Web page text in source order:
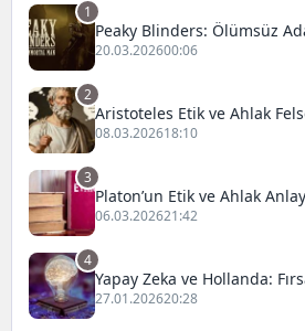
1
Peaky Blinders: Ölümsüz
Oyuncuları ve İnceleme
20.03.202600:06
2
Aristoteles Etik ve Ahlak
08.03.202618:10
3
Platon’un Etik ve Ahlak
06.03.202621:42
4
Yapay Zeka ve Hollanda:
27.01.202620:28